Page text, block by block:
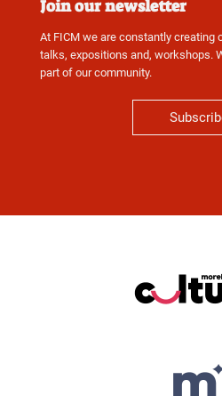
Join our newsletter
At FICM we are constantly creating
talks, expositions and, workshops.
part of our community.